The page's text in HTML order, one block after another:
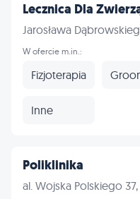
Lecznica Dla
Jarosława
W ofercie m.in.:
Fizjoterapia
Inne
Poliklinika
al. Wojska Polskiego